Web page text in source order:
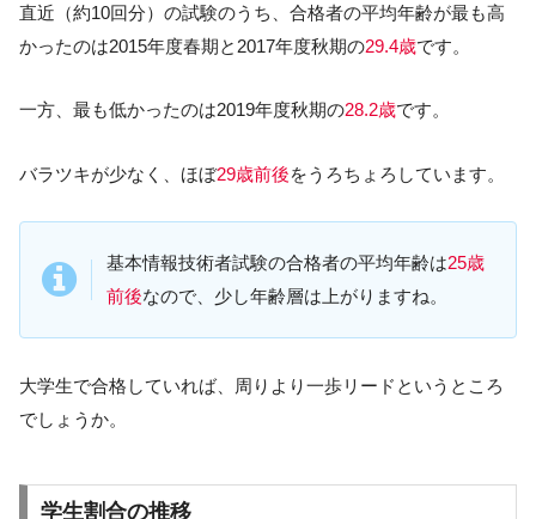
直近（約10回分）の試験のうち、合格者の平均年齢が最も高
かったのは2015年度春期と2017年度秋期の29.4歳です。
一方、最も低かったのは2019年度秋期の28.2歳です。
バラツキが少なく、ほぼ29歳前後をうろちょろしています。
基本情報技術者試験の合格者の平均年齢は25歳
前後なので、少し年齢層は上がりますね。
大学生で合格していれば、周りより一歩リードというところ
でしょうか。
学生割合の推移